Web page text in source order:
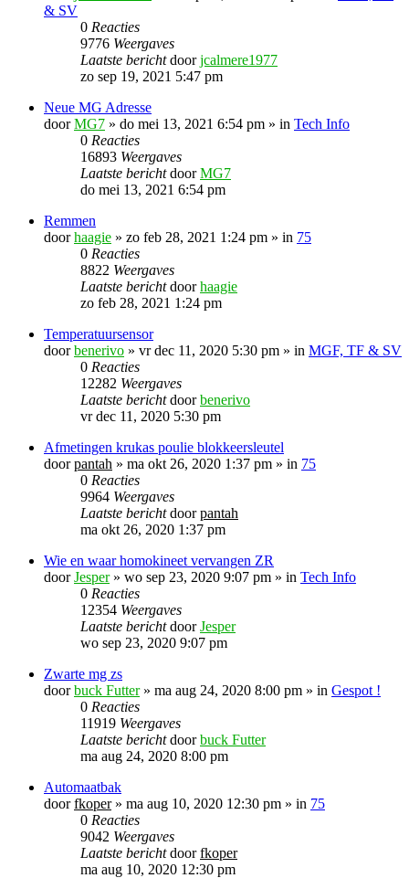
& SV
0 Reacties
9776 Weergaves
Laatste berichtdoorjcalmere1977
zo sep 19, 2021 5:47 pm
Neue MG Adresse
doorMG7 » do mei 13, 2021 6:54 pm » in Tech Info
0 Reacties
16893 Weergaves
Laatste berichtdoorMG7
do mei 13, 2021 6:54 pm
Remmen
doorhaagie » zo feb 28, 2021 1:24 pm » in 75
0 Reacties
8822 Weergaves
Laatste berichtdoorhaagie
zo feb 28, 2021 1:24 pm
Temperatuursensor
doorbenerivo » vr dec 11, 2020 5:30 pm » in MGF, TF & SV
0 Reacties
12282 Weergaves
Laatste berichtdoorbenerivo
vr dec 11, 2020 5:30 pm
Afmetingen krukas poulie blokkeersleutel
doorpantah » ma okt 26, 2020 1:37 pm » in 75
0 Reacties
9964 Weergaves
Laatste berichtdoorpantah
ma okt 26, 2020 1:37 pm
Wie en waar homokineet vervangen ZR
doorJesper» wo sep 23, 2020 9:07 pm » in Tech Info
0 Reacties
12354 Weergaves
Laatste berichtdoorJesper
wo sep 23, 2020 9:07 pm
Zwarte mg zs
doorbuck Futter» ma aug 24, 2020 8:00 pm » in Gespot !
0 Reacties
11919 Weergaves
Laatste berichtdoorbuck Futter
ma aug 24, 2020 8:00 pm
Automaatbak
doorfkoper» ma aug 10, 2020 12:30 pm » in 75
0 Reacties
9042 Weergaves
Laatste berichtdoorfkoper
ma aug 10, 2020 12:30 pm